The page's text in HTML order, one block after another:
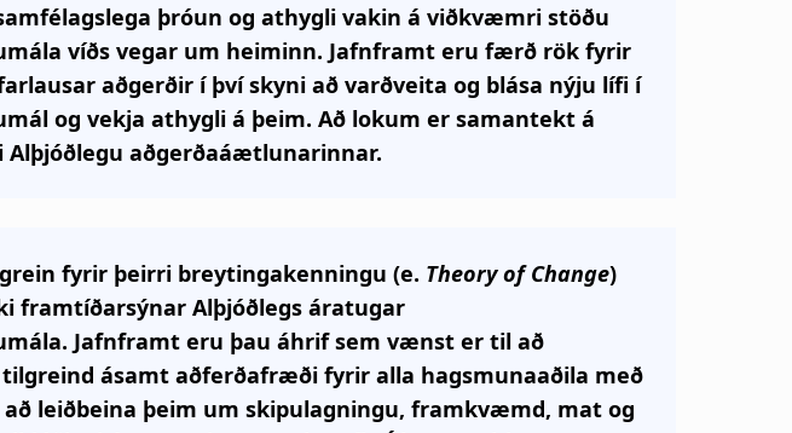
þróun og athygli vakin á viðkvæmri stöðu
víðs vegar um heiminn. Jafnframt eru færð rök fyrir
aðgerðir í því skyni að varðveita og blása nýju lífi í
og vekja athygli á þeim. Að lokum er samantekt á
aðgerðaáætlunarinnar.
fyrir þeirri breytingakenningu (e. Theory of Change)
framtíðarsýnar Alþjóðlegs áratugar
Jafnframt eru þau áhrif sem vænst er til að
ásamt aðferðafræði fyrir alla hagsmunaaðila með
leiðbeina þeim um skipulagningu, framkvæmd, mat og